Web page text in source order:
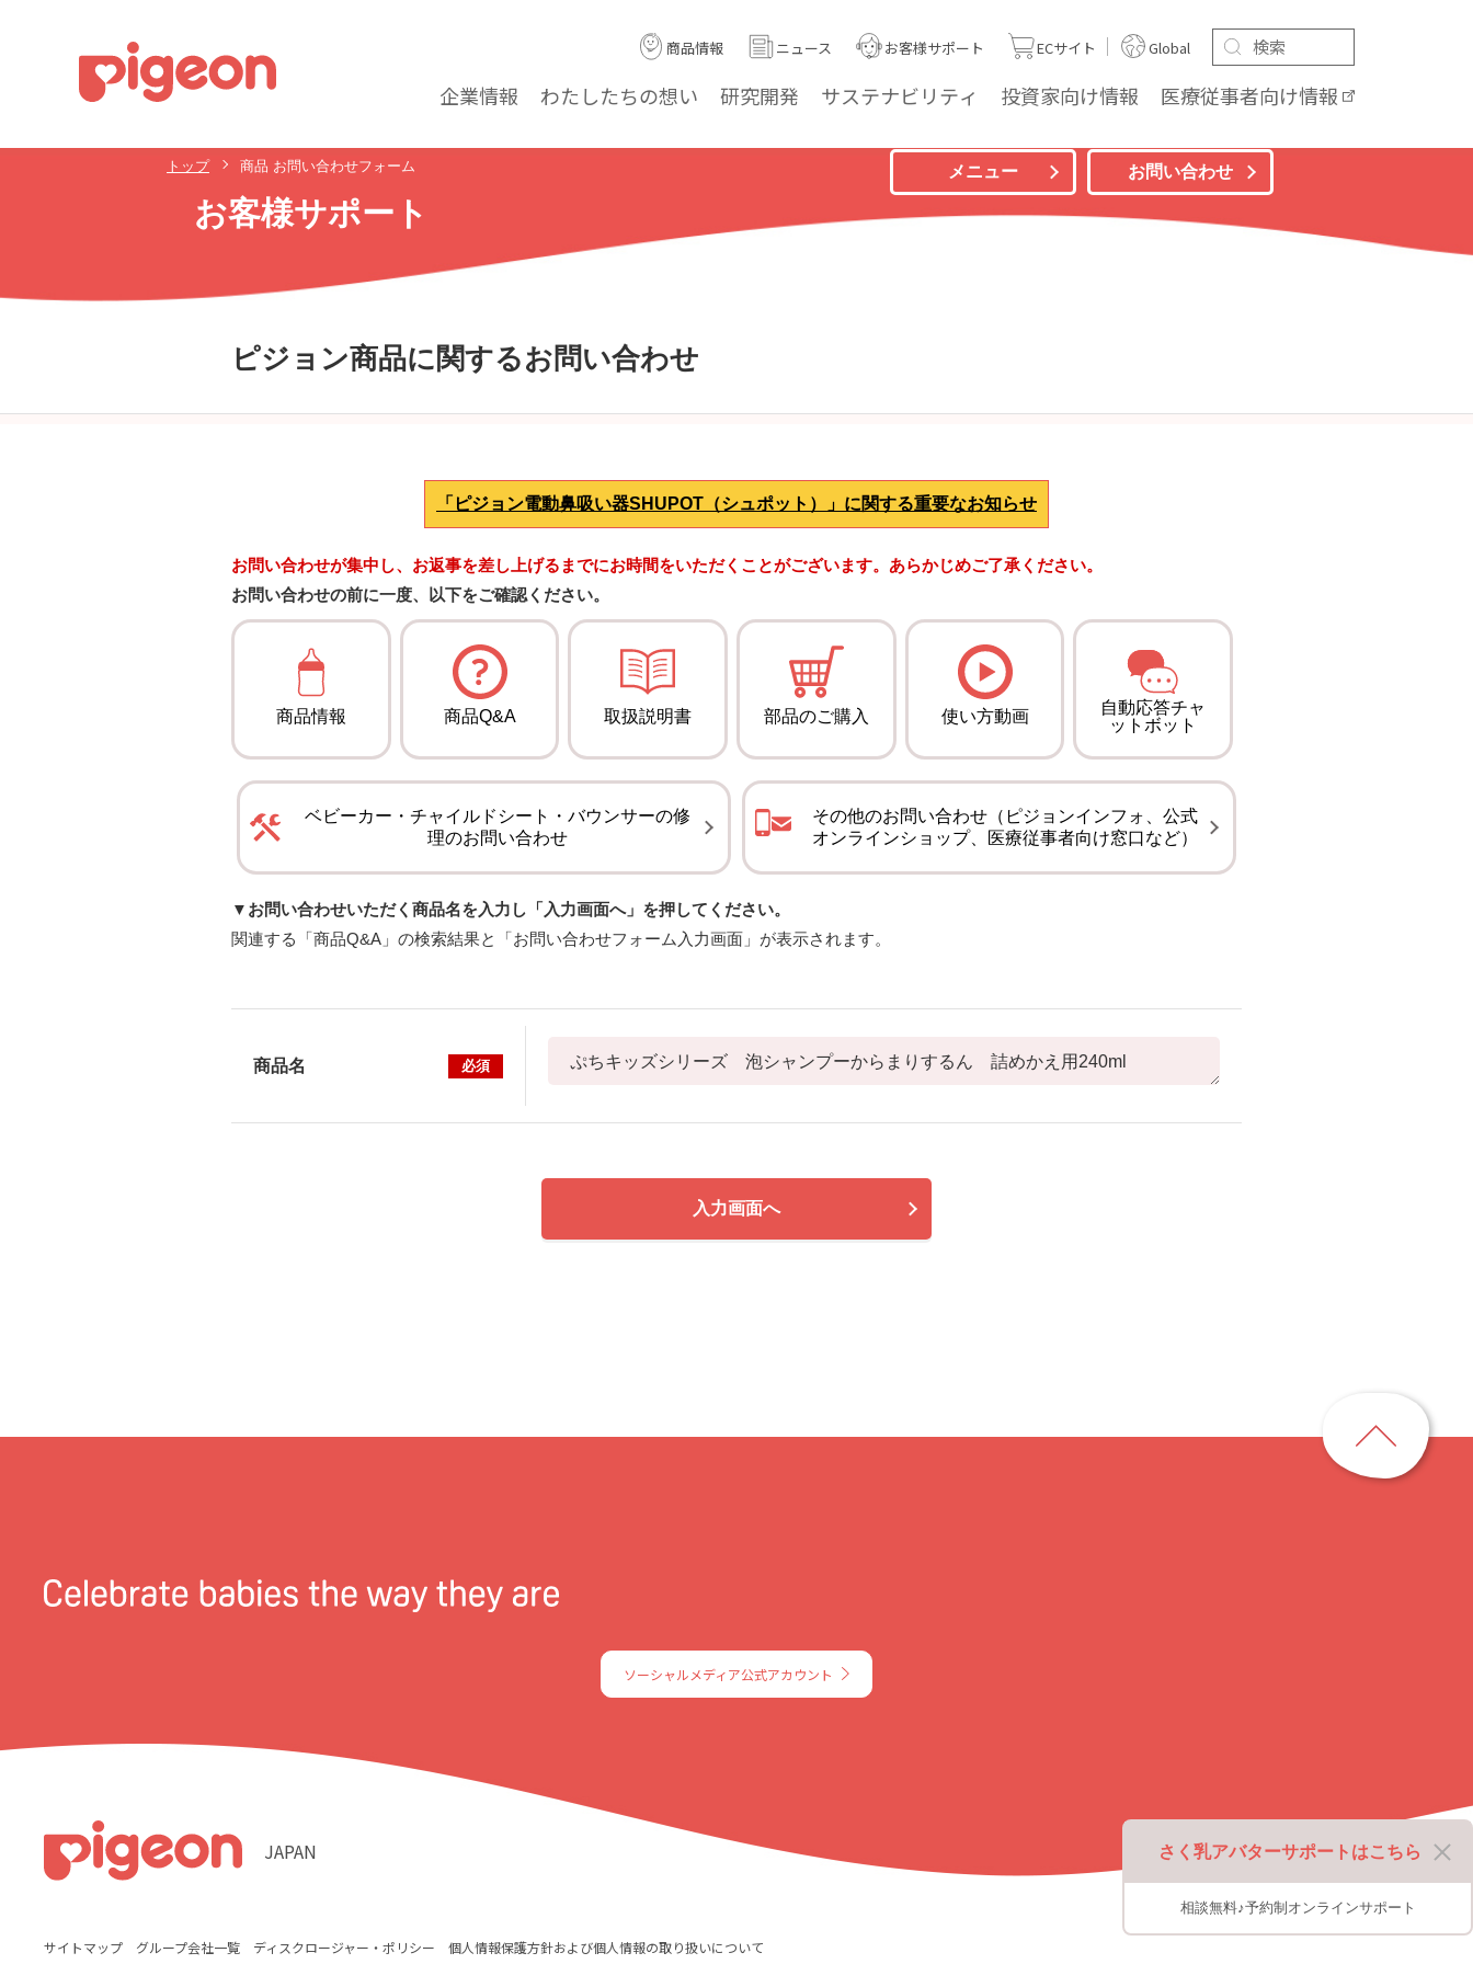
企業情報 わたしたちの想い 研究開発 サステナビリティ 投資家向け情報 医療従事者向け情報
商品情報 ニュース お客様サポート ECサイト Global
トップ 商品 お問い合わせフォーム
お客様サポート
メニュー お問い合わせ
ピジョン商品に関するお問い合わせ
「ピジョン電動鼻吸い器SHUPOT（シュポット）」に関する重要なお知らせ
お問い合わせが集中し、お返事を差し上げるまでにお時間をいただくことがございます。あらかじめご了承ください。
お問い合わせの前に一度、以下をご確認ください。
商品情報 商品Q&A 取扱説明書 部品のご購入 使い方動画
自動応答チャ
ットボット
ベビーカー・チャイルドシート・バウンサーの修
理のお問い合わせ
その他のお問い合わせ（ピジョンインフォ、公式
オンラインショップ、医療従事者向け窓口など）
▼お問い合わせいただく商品名を入力し「入力画面へ」を押してください。
関連する「商品Q&A」の検索結果と「お問い合わせフォーム入力画面」が表示されます。
商品名 必須
入力画面へ
ソーシャルメディア公式アカウント
サイトマップ グループ会社一覧 ディスクロージャー・ポリシー 個人情報保護方針および個人情報の取り扱いについて
JAPAN
ジ
さく乳アバターサポートはこちら
相談無料♪予約制オンラインサポート